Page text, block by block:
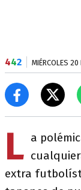
442 MIÉRCOLES
L a
extra